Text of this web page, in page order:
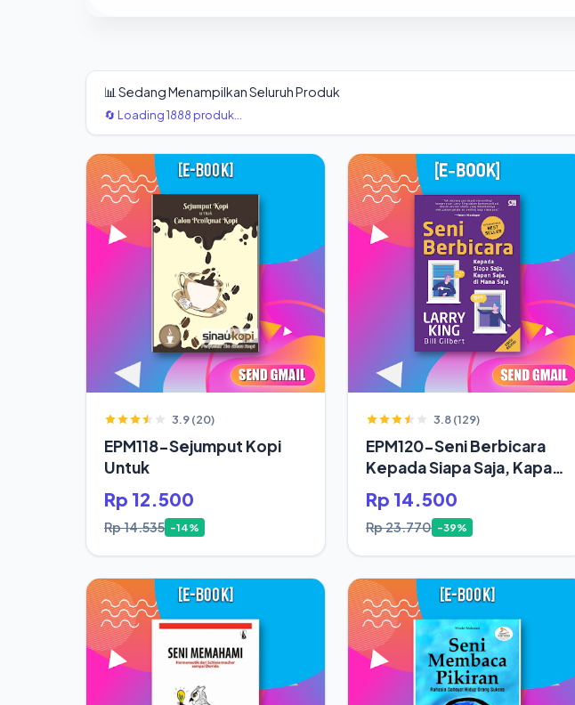
📊 Sedang Menampilkan Seluruh Produk
🔄 Loading 1888 produk...
3.9 (20)
EPM118-Sejumput Kopi
Untuk
Rp 12.500
Rp 14.535 -14%
3.8 (129)
EPM120-Seni Berbicara
Kepada Siapa Saja, Kapan
Saja
Rp 14.500
Rp 23.770 -39%